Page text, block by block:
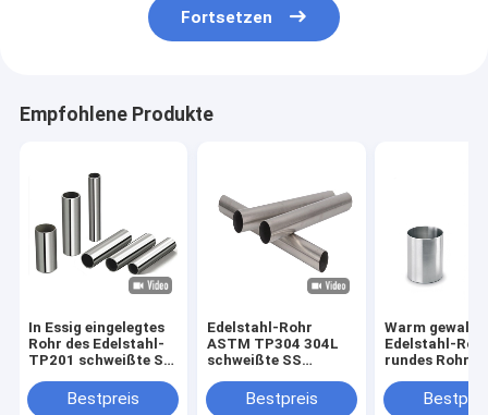
Fortsetzen
Empfohlene Produkte
In Essig eingelegtes
Rohr des Edelstahl-
TP201 schweißte SS
Bestpreis
Edelstahl-Rohr
ASTM TP304 304L
schweißte SS
500mmBestpreis
Warm
Edelstahl-
rundes Rohr